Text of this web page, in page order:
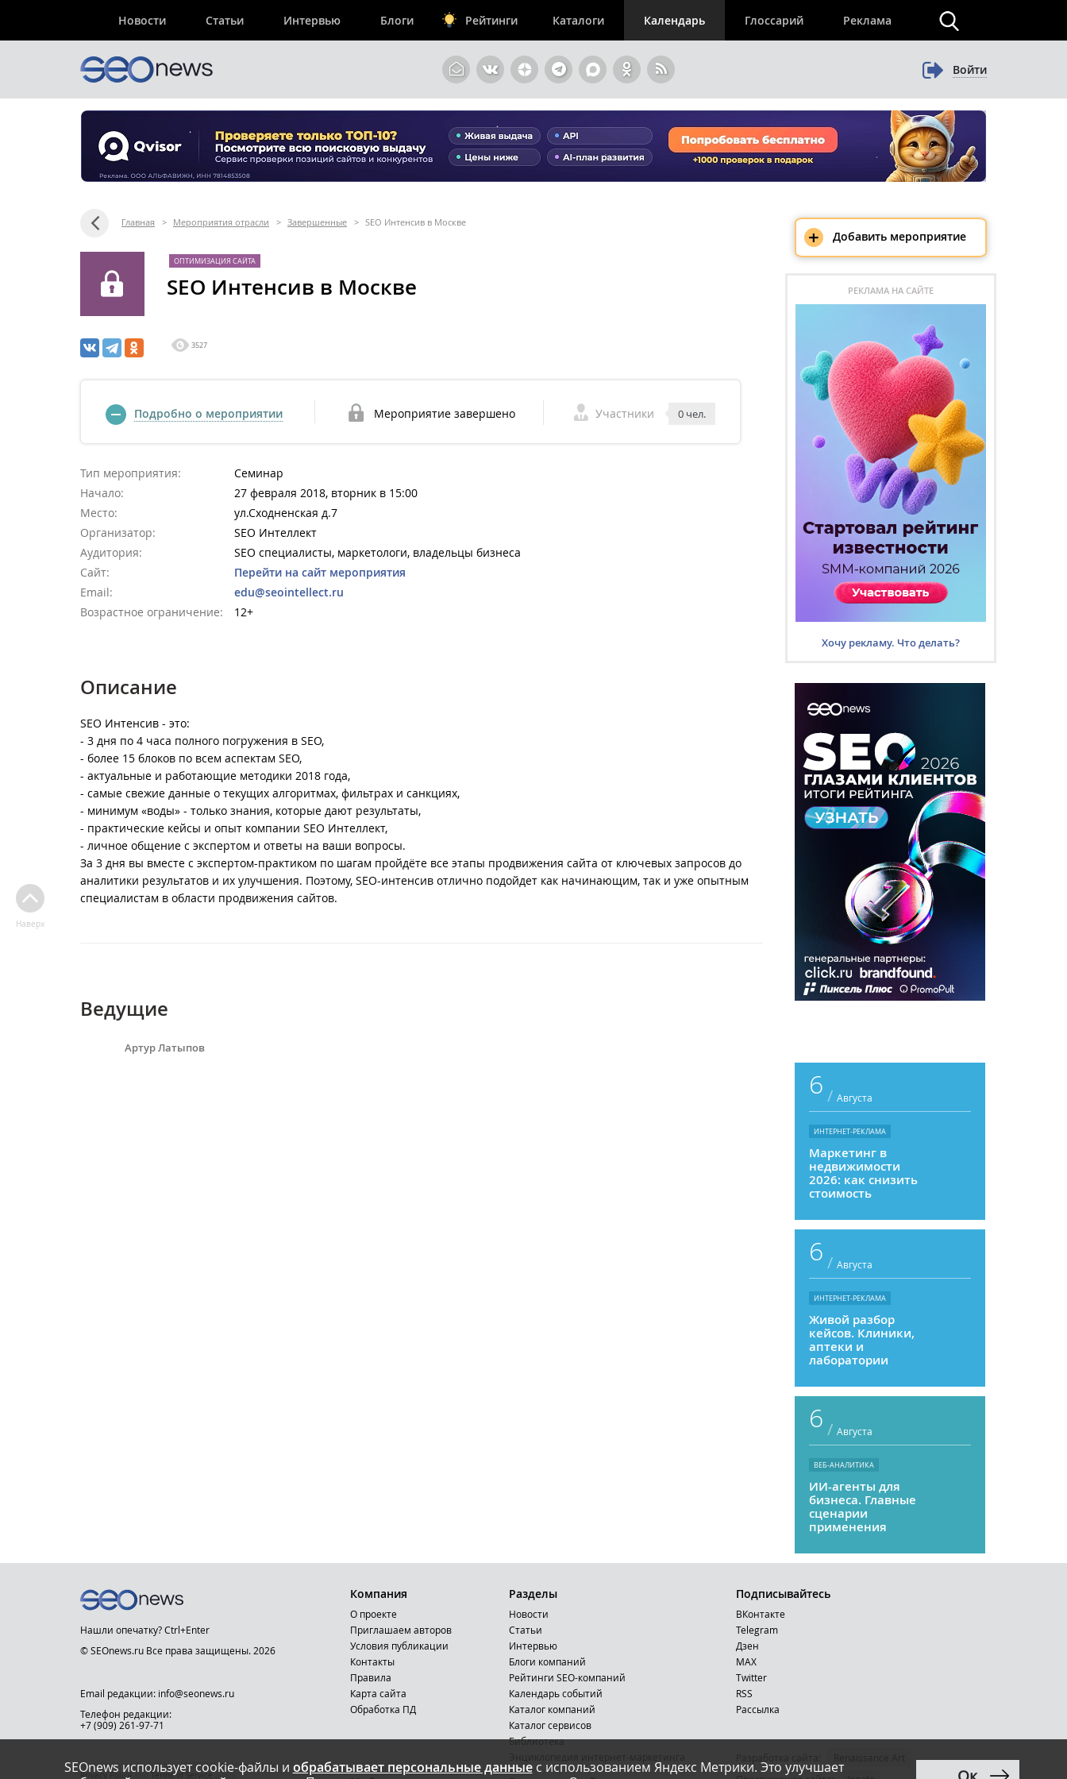
Новости Статьи Интервью Блоги Рейтинги Каталоги Календарь Глоссарий Реклама
Войти
Главная > Мероприятия отрасли > Завершенные > SEO Интенсив в Москве
ОПТИМИЗАЦИЯ САЙТА
SEO Интенсив в Москве
3527
Подробно о мероприятии Мероприятие завершено Участники 0 чел.
Тип мероприятия:
Семинар
Начало:
27 февраля 2018, вторник в 15:00
Место:
ул.Сходненская д.7
Организатор:
SEO Интеллект
Аудитория:
SEO специалисты, маркетологи, владельцы бизнеса
Сайт:
Перейти на сайт мероприятия
Email:
edu@seointellect.ru
Возрастное ограничение:
12+
Описание
SEO Интенсив - это:
- 3 дня по 4 часа полного погружения в SEO,
- более 15 блоков по всем аспектам SEO,
- актуальные и работающие методики 2018 года,
- самые свежие данные о текущих алгоритмах, фильтрах и санкциях,
- минимум «воды» - только знания, которые дают результаты,
- практические кейсы и опыт компании SEO Интеллект,
- личное общение с экспертом и ответы на ваши вопросы.
За 3 дня вы вместе с экспертом-практиком по шагам пройдёте все этапы продвижения сайта от ключевых запросов до
аналитики результатов и их улучшения. Поэтому, SEO-интенсив отлично подойдет как начинающим, так и уже опытным
специалистам в области продвижения сайтов.
Ведущие
Артур Латыпов
Наверх
+ Добавить мероприятие
РЕКЛАМА НА САЙТЕ
Хочу рекламу. Что делать?
6 / Августа
ИНТЕРНЕТ-РЕКЛАМА
Маркетинг в
недвижимости
2026: как снизить
стоимость
увеличить
продажи
6 / Августа
ИНТЕРНЕТ-РЕКЛАМА
Живой разбор
кейсов. Клиники,
аптеки и
лаборатории
6 / Августа
ВЕБ-АНАЛИТИКА
ИИ-агенты для
бизнеса. Главные
сценарии
применения
SEOnews использует cookie-файлы и обрабатывает персональные данныес использованием Яндекс Метрики. Это улучшает
Нашли опечатку? Ctrl+Enter
© SEOnews.ru Все права защищены. 2026
Email редакции: info@seonews.ru
Телефон редакции:
+7 (909) 261-97-71
This site is protected by reCAPTCHA and the Google
Privacy Policyand Terms of Serviceapply.
Компания
О проекте
Приглашаем авторов
Условия публикации
Контакты
Правила
Карта сайта
Обработка ПД
Разделы
Новости
Статьи
Интервью
Блоги компаний
Рейтинги SEO-компаний
Календарь событий
Каталог компаний
Каталог сервисов
Библиотека
Подписывайтесь
ВКонтакте
Telegram
Дзен
MAX
Тwitter
RSS
Рассылка